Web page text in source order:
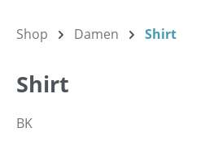
Shop Damen Shirt
Shirt
BK